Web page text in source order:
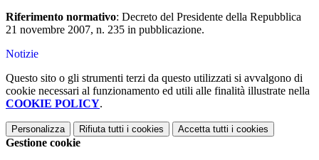
Riferimento normativo: Decreto del Presidente della Repubblica
21 novembre 2007, n. 235 in pubblicazione.
Notizie
Questo sito o gli strumenti terzi da questo utilizzati si avvalgono di
cookie necessari al funzionamento ed utili alle finalità illustrate nella
COOKIE POLICY.
Personalizza Rifiuta tutti i cookies Accetta tutti i cookies
Gestione cookie